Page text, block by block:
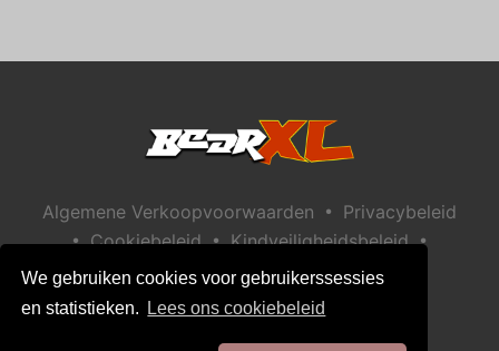
We gebruiken cookies voor gebruikerssessies
en statistieken.
Lees ons cookiebeleid
Algemene Verkoopvoorwaarden • Privacybeleid
• Cookiebeleid • Kindveiligheidsbeleid •
Help / Contact